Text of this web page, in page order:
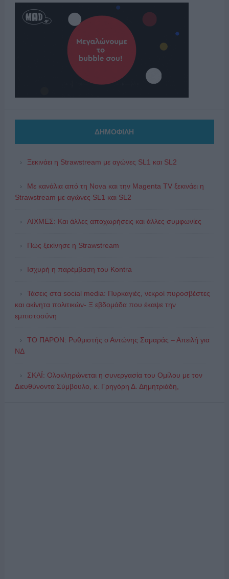
ΔΗΜΟΦΙΛΗ
Ξεκινάει η Strawstream με αγώνες SL1 και SL2
Με κανάλια από τη Nova και την Magenta TV ξεκινάει η
Strawstream με αγώνες SL1 και SL2
ΑΙΧΜΕΣ: Και άλλες αποχωρήσεις και άλλες συμφωνίες
Πώς ξεκίνησε η Strawstream
Ισχυρή η παρέμβαση του Kontra
Τάσεις στα social media: Πυρκαγιές, νεκροί πυροσβέστες
και ακίνητα πολιτικών- Ξ εβδομάδα που έκαψε την
εμπιστοσύνη
ΤΟ ΠΑΡΟΝ: Ρυθμιστής ο Αντώνης Σαμαράς – Απειλή για
ΝΔ
ΣΚΑΪ: Ολοκληρώνεται η συνεργασία του Ομίλου με τον
Διευθύνοντα Σύμβουλο, κ. Γρηγόρη Δ. Δημητριάδη,